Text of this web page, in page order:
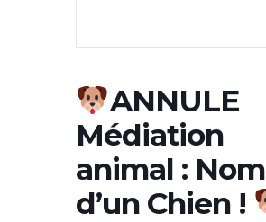
ANNULE
Médiation
animal : Nom
d’un Chien !